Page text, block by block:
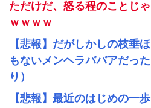
ただけだ、怒る程のことじ
ｗｗｗｗ
【悲報】だがしかしの枝垂
もないメンヘラババアだっ
り）
【悲報】最近のはじめの一